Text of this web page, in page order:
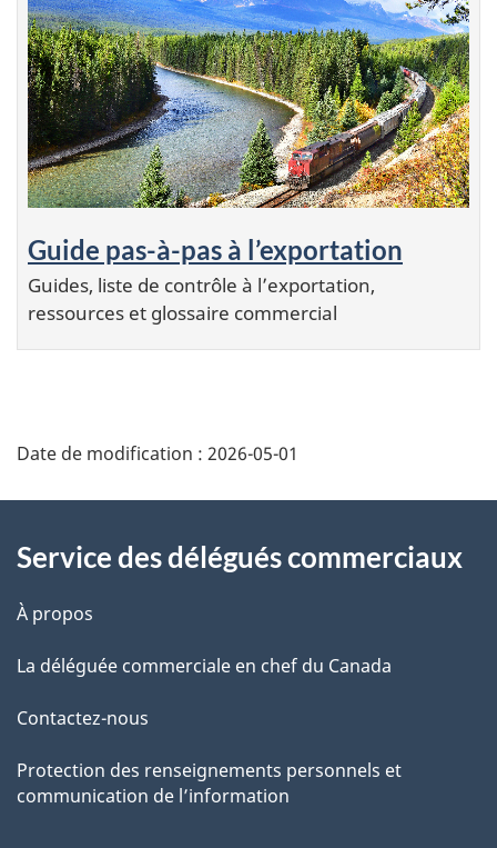
Guide pas-à-pas à l’exportation
Guides, liste de contrôle à l’exportation,
ressources et glossaire commercial
Additional
Information
Date de modification : 2026-05-01
Service des délégués commerciaux
À propos
La déléguée commerciale en chef du Canada
Contactez-nous
Protection des renseignements personnels et
communication de l’information